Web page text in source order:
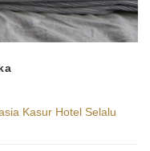
Kasur Hotel Selalu